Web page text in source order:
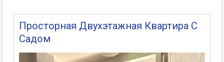
Просторная Двухэтажная Квартира С
Садом